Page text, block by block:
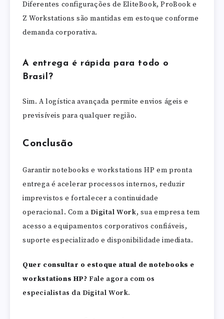
Diferentes configurações de EliteBook, ProBook e
Z Workstations são mantidas em estoque conforme
demanda corporativa.
A entrega é rápida para todo o
Brasil?
Sim. A logística avançada permite envios ágeis e
previsíveis para qualquer região.
Conclusão
Garantir notebooks e workstations HP em pronta
entrega é acelerar processos internos, reduzir
imprevistos e fortalecer a continuidade
operacional. Com aDigital Work, sua empresa tem
acesso a equipamentos corporativos confiáveis,
suporte especializado e disponibilidade imediata.
Quer consultar o estoque atual de notebooks e
workstations HP?Fale agora com os
especialistas da Digital Work.